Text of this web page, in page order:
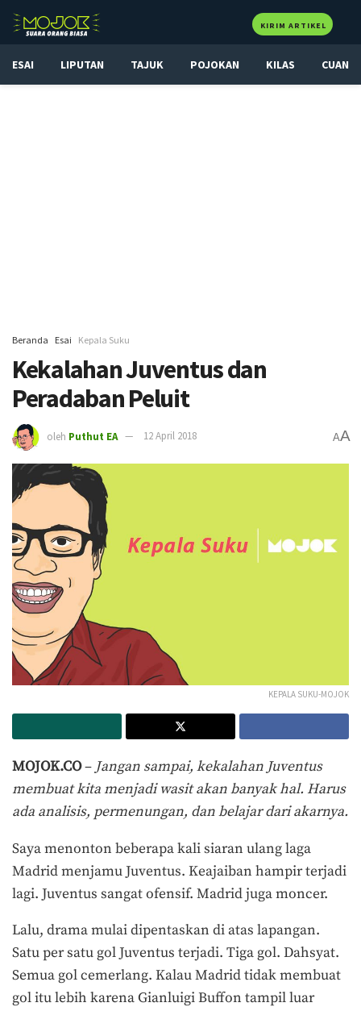
KIRIM ARTIKEL
ESAI LIPUTAN TAJUK POJOKAN KILAS CUAN
Beranda Esai Kepala Suku
Kekalahan Juventus dan
Peradaban Peluit
oleh Puthut EA 12 April 2018 AA
KEPALA SUKU-MOJOK
MOJOK.CO– Jangan sampai, kekalahan Juventus
membuat kita menjadi wasit akan banyak hal. Harus
ada analisis, permenungan, dan belajar dari akarnya.
Saya menonton beberapa kali siaran ulang laga
Madrid menjamu Juventus. Keajaiban hampir terjadi
lagi. Juventus sangat ofensif. Madrid juga moncer.
Lalu, drama mulai dipentaskan di atas lapangan.
Satu per satu gol Juventus terjadi. Tiga gol. Dahsyat.
Semua gol cemerlang. Kalau Madrid tidak membuat
gol itu lebih karena Gianluigi Buffon tampil luar